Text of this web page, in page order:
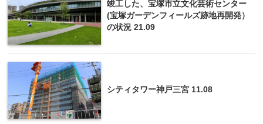
竣工した、宝塚市立文化芸術センター
(宝塚ガーデンフィールズ跡地再開発）
の状況 21.09
シティタワー神戸三宮 11.08